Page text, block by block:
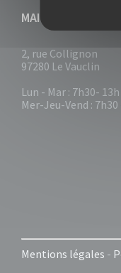
MAIRIE DU VAUCLIN
2, rue Collignon
97280 Le Vauclin
Lun - Mar : 7h30-
Mer-Jeu-Vend : 7h30
Mentions légales -